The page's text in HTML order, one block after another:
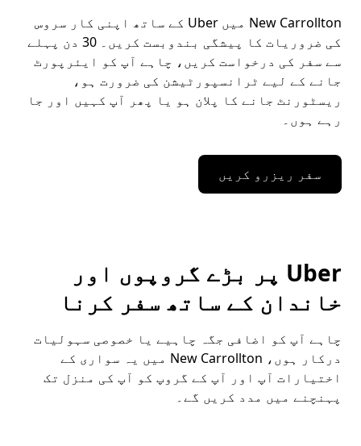
New Carrollton میں Uber کے ساتھ اپنی کار سروس
کی ضروریات کا پیشگی بندوبست کریں۔ 30 دن پہلے
سے سفر کی درخواست کریں، چاہے آپ کو ایئرپورٹ
جانے کے لیے ٹرانسپورٹیشن کی ضرورت ہو،
ریسٹورنٹ جانے کا پلان ہو یا پھر آپ کہیں اور جا
رہے ہوں۔
سفر ریزرو کریں
Uber پر بڑے گروپوں اور
خاندان کے ساتھ سفر کرنا
چاہے آپ کو اضافی جگہ چاہیے یا خصوصی سہولیات
درکار ہوں، New Carrollton میں یہ سواری کے
اختیارات آپ اور آپ کے گروپ کو آپ کی منزل تک
پہنچنے میں مدد کریں گے۔